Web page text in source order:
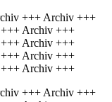
+++ Archiv +++
Archiv +++
Archiv +++
Archiv +++
Archiv +++
+++ Archiv +++